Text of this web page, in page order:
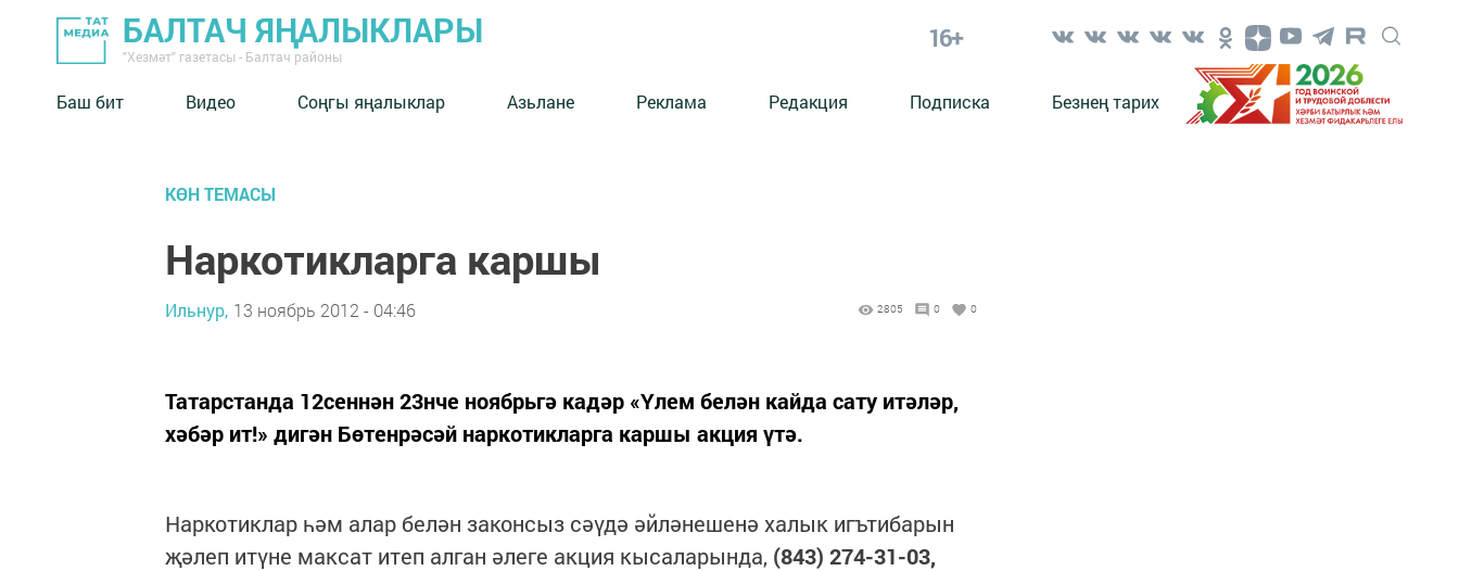
БАЛТАЧ ЯҢАЛЫКЛАРЫ
"Хезмәт" газетасы - Балтач районы
16+
Баш бит Видео Соңгы яңалыклар Азьлане Реклама Редакция Подписка Безнең тарих
КӨН ТЕМАСЫ
Наркотикларга каршы
Ильнур, 13 ноябрь 2012 - 04:46 2805 0 0
Татарстанда 12сеннән 23нче ноябрьгә кадәр «Үлем белән кайда сату итәләр,
хәбәр ит!» дигән Бөтенрәсәй наркотикларга каршы акция үтә.
Наркотиклар һәм алар белән законсыз сәүдә әйләнешенә халык игътибарын
җәлеп итүне максат итеп алган әлеге акция кысаларында, (843) 274-31-03,